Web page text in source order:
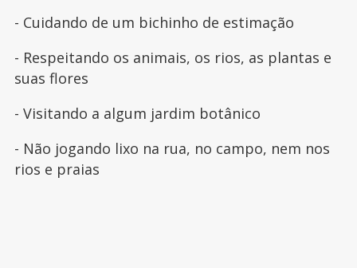
- Cuidando de um bichinho de estimação
- Respeitando os animais, os rios, as plantas e
suas flores
- Visitando a algum jardim botânico
- Não jogando lixo na rua, no campo, nem nos
rios e praias